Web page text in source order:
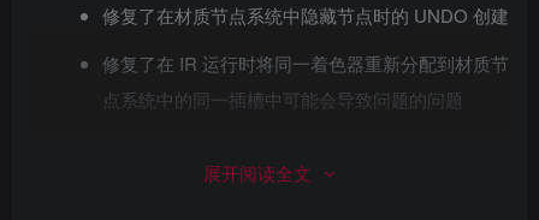
修复了在材质节点系统中隐藏节点时的 UNDO 创建
修复了在 IR 运行时将同一着色器重新分配到材质节
点系统中的同一插槽中可能会导致问题的问题
（如果它是唯一剩余的着色器连接）时偶尔发生崩
展开阅读全文